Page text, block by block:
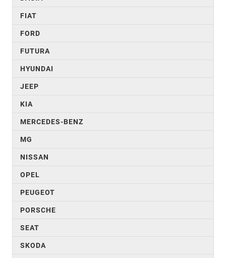
FIAT
FORD
FUTURA
HYUNDAI
JEEP
KIA
MERCEDES-BENZ
MG
NISSAN
OPEL
PEUGEOT
PORSCHE
SEAT
SKODA